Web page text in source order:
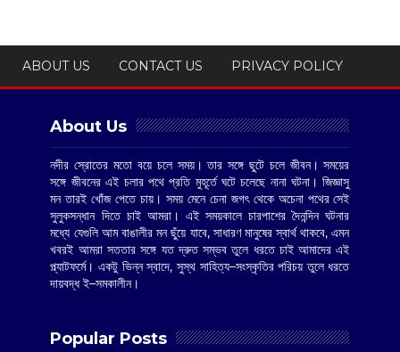
ABOUT US CONTACT US PRIVACY POLICY
About Us
নদীর স্রোতের মতো বয়ে চলে সময়। তার সঙ্গে ছুটে চলে জীবন। সময়ের
সঙ্গে জীবনের এই চলার পথে প্রতি মুহূর্তে ঘটে চলেছে নানা ঘটনা। জিজ্ঞাসু
মন তারই খোঁজ পেতে চায়। সময় মেনে চেনা জগৎ থেকে অচেনা পথের সেই
সুলুকসন্ধান দিতে চাই আমরা। এই সময়কালে চারপাশের দৈনন্দিন ঘটনার
মধ্যে যেগুলি আম বাঙালীর মন ছুঁয়ে যাবে, সাধারণ মানুষের স্বার্থ থাকবে, এমন
খবরই আমরা সততার সঙ্গে যত দ্রুত সম্ভব তুলে ধরতে চাই আমাদের এই
প্ল্যাটফর্মে। একটু ভিন্ন স্বাদে, সুস্থ সাহিত্য–সংস্কৃতির পরিচয় তুলে ধরতে
দায়বদ্ধ ই–সমকালীন।
Popular Posts